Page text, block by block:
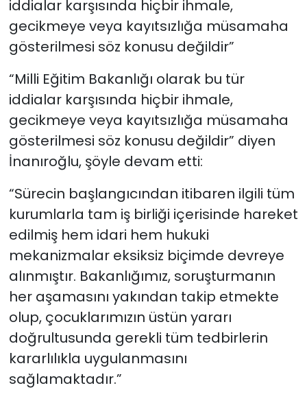
iddialar karşısında hiçbir ihmale,
gecikmeye veya kayıtsızlığa müsamaha
gösterilmesi söz konusu değildir”
“Milli Eğitim Bakanlığı olarak bu tür
iddialar karşısında hiçbir ihmale,
gecikmeye veya kayıtsızlığa müsamaha
gösterilmesi söz konusu değildir” diyen
İnanıroğlu, şöyle devam etti:
“Sürecin başlangıcından itibaren ilgili tüm
kurumlarla tam iş birliği içerisinde hareket
edilmiş hem idari hem hukuki
mekanizmalar eksiksiz biçimde devreye
alınmıştır. Bakanlığımız, soruşturmanın
her aşamasını yakından takip etmekte
olup, çocuklarımızın üstün yararı
doğrultusunda gerekli tüm tedbirlerin
kararlılıkla uygulanmasını
sağlamaktadır.”